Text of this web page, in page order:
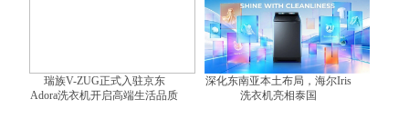
瑞族V-ZUG正式入驻京东
Adora洗衣机开启高端生活品质
深化东南亚本土布局，海尔Iris
洗衣机亮相泰国